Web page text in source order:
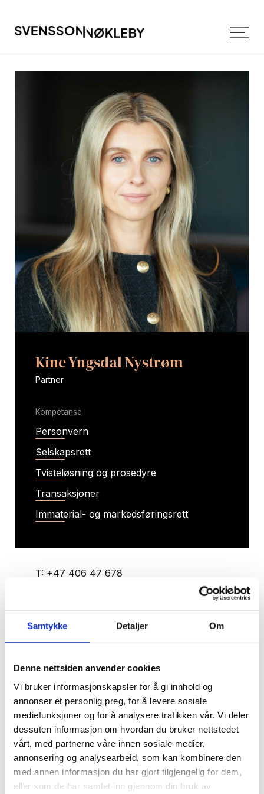
Samtykke Detaljer Om
Denne nettsiden anvender cookies
Vi bruker informasjonskapsler for å gi innhold og
annonser et personlig preg, for å levere sosiale
mediefunksjoner og for å analysere trafikken vår. Vi deler
dessuten informasjon om hvordan du bruker nettstedet
vårt, med partnerne våre innen sosiale medier,
annonsering og analysearbeid, som kan kombinere den
med annen informasjon du har gjort tilgjengelig for dem,
eller som de har samlet inn gjennom din bruk av
Kine Yngsdal Nystrøm
Partner
Kompetanse
Personvern
Selskapsrett
Tvisteløsning og prosedyre
Transaksjoner
Immaterial- og markedsføringsrett
T: +47 406 47 678
forretningsjuridisk rådgiver som hovedsakelig
arbeider med selskapsrett, transaksjoner og
kontraktsrett.
Hun har betydelig erfaring med rådgivning,
utarbeidelse og forhandling av et bredt spekter
av kontraktstyper. Videre har hun lang erfaring